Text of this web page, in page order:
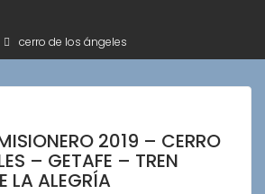
cerro de los ángeles
2019 – CERRO
– GETAFE – TREN
LA ALEGRÍA